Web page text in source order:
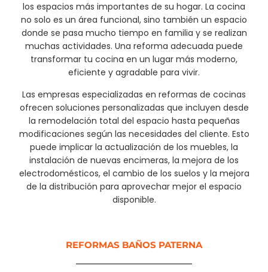
los espacios más importantes de su hogar. La cocina
no solo es un área funcional, sino también un espacio
donde se pasa mucho tiempo en familia y se realizan
muchas actividades. Una reforma adecuada puede
transformar tu cocina en un lugar más moderno,
eficiente y agradable para vivir.
Las empresas especializadas en reformas de cocinas
ofrecen soluciones personalizadas que incluyen desde
la remodelación total del espacio hasta pequeñas
modificaciones según las necesidades del cliente. Esto
puede implicar la actualización de los muebles, la
instalación de nuevas encimeras, la mejora de los
electrodomésticos, el cambio de los suelos y la mejora
de la distribución para aprovechar mejor el espacio
disponible.
REFORMAS BAÑOS PATERNA